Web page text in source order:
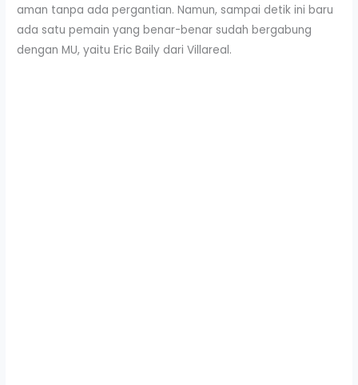
aman tanpa ada pergantian. Namun, sampai detik ini baru
ada satu pemain yang benar-benar sudah bergabung
dengan MU, yaitu Eric Baily dari Villareal.